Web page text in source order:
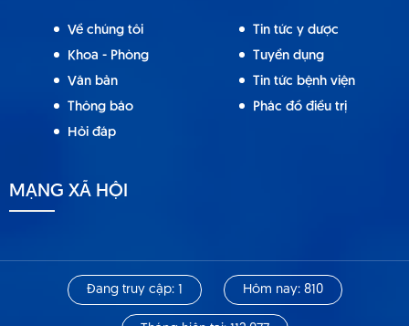
Về chúng tôi
Khoa - Phòng
Văn bản
Thông báo
Hỏi đáp
Tin tức y dược
Tuyển dụng
Tin tức bệnh viện
Phác đồ điều trị
MẠNG XÃ HỘI
Đang truy cập: 1 Hôm nay: 810